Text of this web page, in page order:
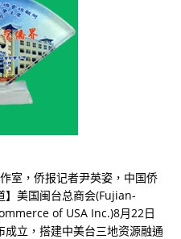
室，侨报记者尹英姿，中国侨
】美国闽台总商会(Fujian-
of USA Inc.)8月22日
立，搭建中美台三地资源融通